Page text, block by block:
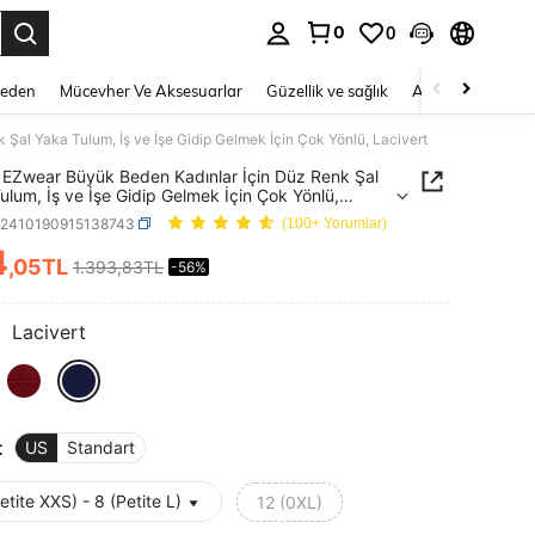
0 0
Mücevher Ve Aksesuarlar Güzellik ve sağlık Ayakkabı
Şal Yaka Tulum, İş ve İşe Gidip Gelmek İçin Çok Yönlü, Lacivert
EZwear Büyük Beden Kadınlar İçin Düz Renk Şal
İş ve İşe Gidip Gelmek İçin Çok Yönlü,
(100+ Yorumlar)
AND AVAILABILITY
,05TL 1.393,83TL -56%
Lacivert
US Standart
XXS) - 8 (Petite L) 12 (0XL)